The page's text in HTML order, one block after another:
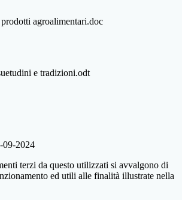
agroalimentari.doc
e tradizioni.odt
09-2024
terzi da questo utilizzati si avvalgono di
ed utili alle finalità illustrate nella